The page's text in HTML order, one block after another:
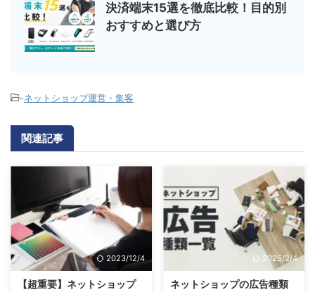
決済端末15選を徹底比較！目的別
おすすめと選び方
-ネットショップ運営・集客
関連記事
2023/12/4
【超重要】ネットショップ
2025/2/4
ネットショップの広告種類